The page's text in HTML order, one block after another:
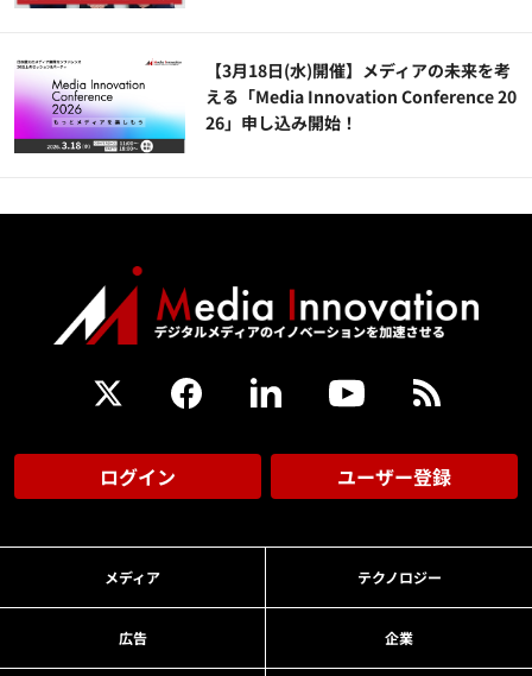
【3月18日(水)開催】メディアの未来を考
える「Media Innovation Conference 20
26」申し込み開始！
ログイン ユーザー登録
メディア テクノロジー
広告 企業